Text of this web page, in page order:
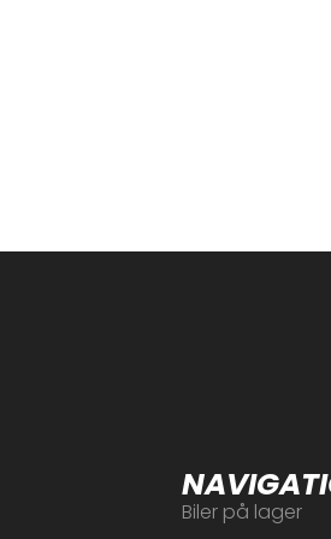
Biler på lager